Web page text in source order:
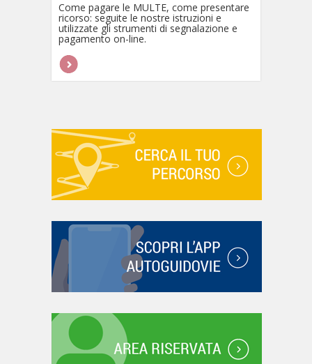
Come pagare le MULTE, come presentare
ricorso: seguite le nostre istruzioni e
utilizzate gli strumenti di segnalazione e
pagamento on-line.